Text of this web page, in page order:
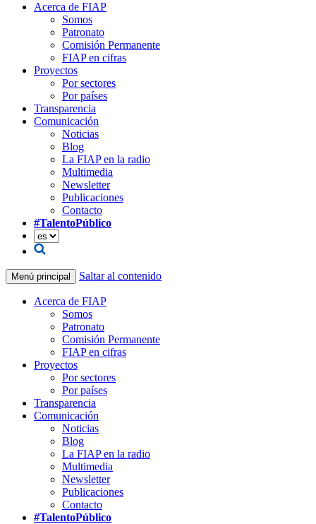
Acerca de FIAP
Somos
Patronato
Comisión Permanente
FIAP en cifras
Proyectos
Por sectores
Por países
Transparencia
Comunicación
Noticias
Blog
La FIAP en la radio
Multimedia
Newsletter
Publicaciones
Contacto
#TalentoPúblico
Menú principal Saltar al contenido
Acerca de FIAP
Somos
Patronato
Comisión Permanente
FIAP en cifras
Proyectos
Por sectores
Por países
Transparencia
Comunicación
Noticias
Blog
La FIAP en la radio
Multimedia
Newsletter
Publicaciones
Contacto
#TalentoPúblico